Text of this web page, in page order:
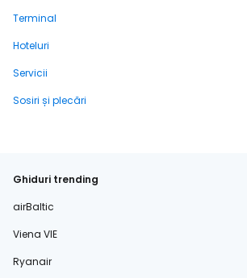
Terminal
Hoteluri
Servicii
Sosiri și plecări
Ghiduri trending
airBaltic
Viena VIE
Ryanair